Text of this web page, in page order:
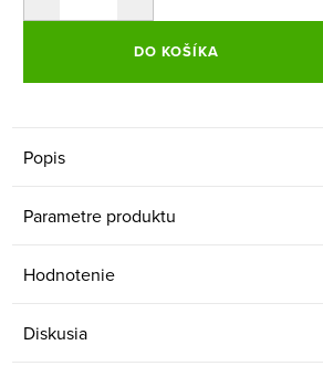
DO KOŠÍKA
Popis
Parametre produktu
Hodnotenie
Diskusia